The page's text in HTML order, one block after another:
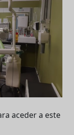
aceder a este